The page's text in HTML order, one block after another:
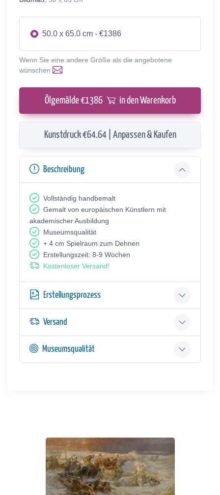
50.0 x 65.0 cm - €1386
Wenn Sie eine andere Größe als die angebotene
wünschen
Ölgemälde €1386 in den Warenkorb
Kunstdruck €64.64 | Anpassen & Kaufen
Beschreibung
Vollständig handbemalt
Gemalt von europäischen Künstlern mit
akademischer Ausbildung
Museumsqualität
+ 4 cm Spielraum zum Dehnen
Erstellungszeit: 8-9 Wochen
Kostenloser Versand!
Erstellungsprozess
Versand
Museumsqualität